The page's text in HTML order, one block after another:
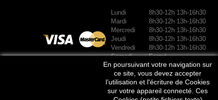
Lundi
Mardi
Mercredi
Jeudi
Vendredi
Samedi
Dimanche
8h30-12h 13h-16h30
8h30-12h 13h-16h30
8h30-12h 13h-16h30
8h30-12h 13h-16h30
8h30-12h 13h-16h30
Fermé
Fermé
En poursuivant votre navigation sur
ce site, vous devez accepter
l’utilisation et l'écriture de Cookies
sur votre appareil connecté. Ces